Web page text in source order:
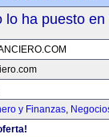
lo ha puesto en
y Finanzas,